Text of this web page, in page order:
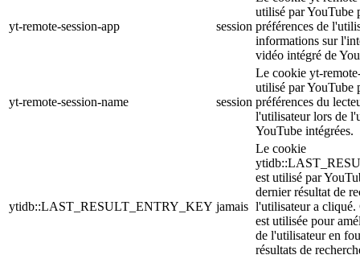
yt-remote-session-app session
utilisé par YouTube
préférences de
informations sur
vidéo intégré de
yt-remote-session-name session
Le cookie yt-
utilisé par YouTube
préférences du
l'utilisateur lors de
YouTube intégrées.
ytidb::LAST_RESULT_ENTRY_KEY jamais
Le cookie
est utilisé par
dernier résultat de
l'utilisateur a
est utilisée pour
de l'utilisateur en
résultats de